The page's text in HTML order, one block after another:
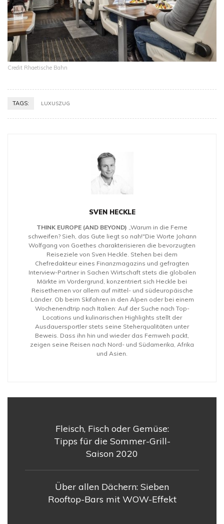
Credit Rhaetische Bahn
TAGS: LUXUSZUG
SVEN HECKLE
THINK EUROPE (AND BEYOND) „Warum in die Ferne
schweifen? Sieh, das Gute liegt so nah!"Die Worte Johann
Wolfgang von Goethes charakterisieren die bevorzugten
Reiseziele von Sven Heckle. Stehen bei dem
Chefredakteur eines Finanzmagazins und gefragten
Interview-Partner in Sachen Wirtschaft stets die globalen
Märkte im Vordergrund, konzentriert sich Heckle bei
Reisethemen vor allem auf mittel- und südeuropäische
Länder. Ob beim Skifahren in den Alpen oder bei einem
Wochenendtrip nach Italien: Auf der Suche nach Top-
Locations und kulinarischen Highlights stellt der
Ausdauersportler stets seine Steherqualitäten unter
Beweis. Dass ihn hin und wieder das Fernweh packt,
zeigen seine Reisen nach Nord- und Südamerika, Afrika
und Asien.
Fleisch, Fisch oder Gemüse:
Tipps für die Sommer-Grill-
Saison 2020
Über allen Dächern: Sieben
Rooftop-Bars mit WOW-Effekt